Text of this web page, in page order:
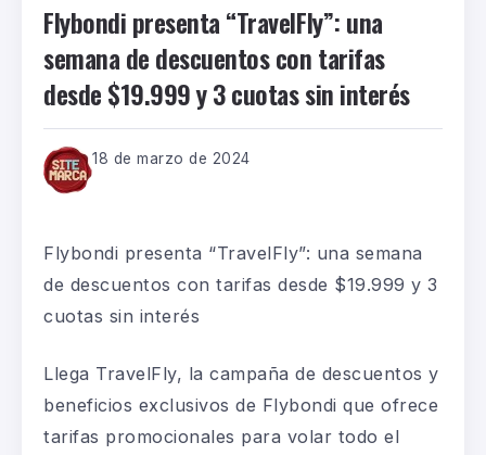
Flybondi presenta “TravelFly”: una
semana de descuentos con tarifas
desde $19.999 y 3 cuotas sin interés
18 de marzo de 2024
Flybondi presenta “TravelFly”: una semana
de descuentos con tarifas desde $19.999 y 3
cuotas sin interés
Llega TravelFly, la campaña de descuentos y
beneficios exclusivos de Flybondi que ofrece
tarifas promocionales para volar todo el